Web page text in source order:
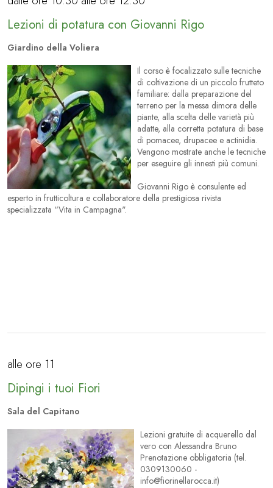
Lezioni di potatura con Giovanni Rigo
Giardino della Voliera
Il corso è focalizzato sulle tecniche
di coltivazione di un piccolo frutteto
familiare: dalla preparazione del
terreno per la messa dimora delle
piante, alla scelta delle varietà più
adatte, alla corretta potatura di base
di pomacee, drupacee e actinidia.
Vengono mostrate anche le tecniche
per eseguire gli innesti più comuni.
Giovanni Rigo è consulente ed
esperto in frutticoltura e collaboratore della prestigiosa rivista
specializzata “Vita in Campagna".
alle ore 11
Dipingi i tuoi Fiori
Sala del Capitano
Lezioni gratuite di acquerello dal
vero con Alessandra Bruno
Prenotazione obbligatoria (tel.
0309130060 -
info@fiorinellarocca.it)